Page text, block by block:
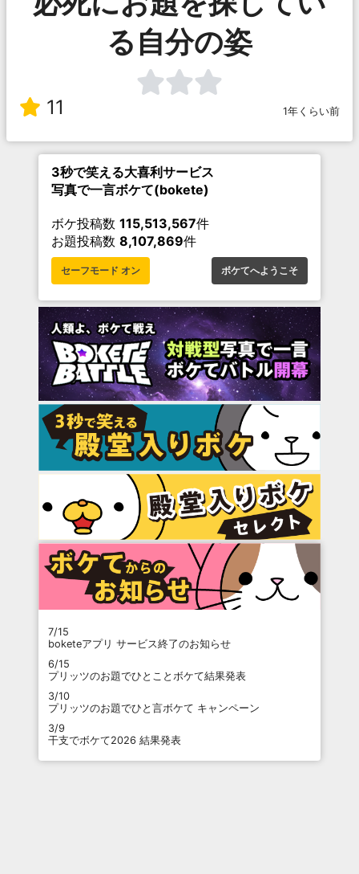
る自分の姿
11 1年くらい前
3秒で笑える大喜利サービス
写真で一言ボケて(bokete)
ボケ投稿数 115,513,567件
お題投稿数 8,107,869件
セーフモード オン ボケてへようこそ
7/15
boketeアプリ サービス終了のお知らせ
6/15
プリッツのお題でひとことボケて結果発表
3/10
プリッツのお題でひと言ボケて キャンペーン
3/9
干支でボケて2026 結果発表